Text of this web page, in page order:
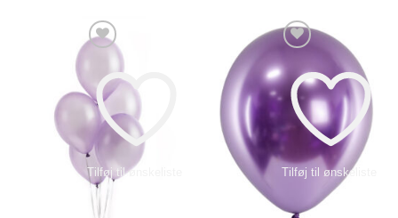
Tilføj til ønskeliste Tilføj til ønskeliste
Tilføj til ønskeliste Tilføj til ønskeliste